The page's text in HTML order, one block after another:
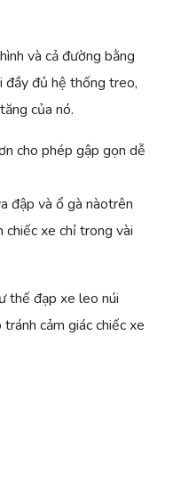
và cả đường bằng
đầy đủ hệ thống treo,
của nó.
cho phép gập gọn dễ
đập và ổ gà nàotrên
xe chỉ trong vài
thế đạp xe leo núi
cảm giác chiếc xe